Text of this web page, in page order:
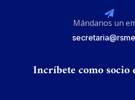
Mándanos un
Incríbete como socio